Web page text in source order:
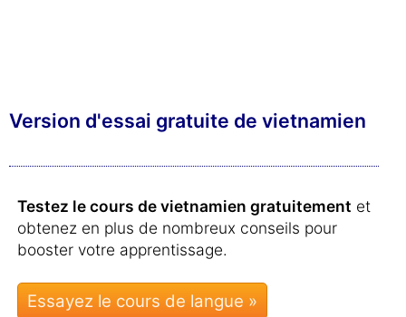
Version d'essai gratuite de vietnamien
Testez le cours de vietnamien gratuitement et
obtenez en plus de nombreux conseils pour
booster votre apprentissage.